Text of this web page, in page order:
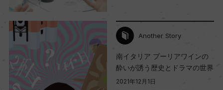
Another Story
南イタリア プーリアワインの
酔いが誘う歴史とドラマの世界
2021年12月1日